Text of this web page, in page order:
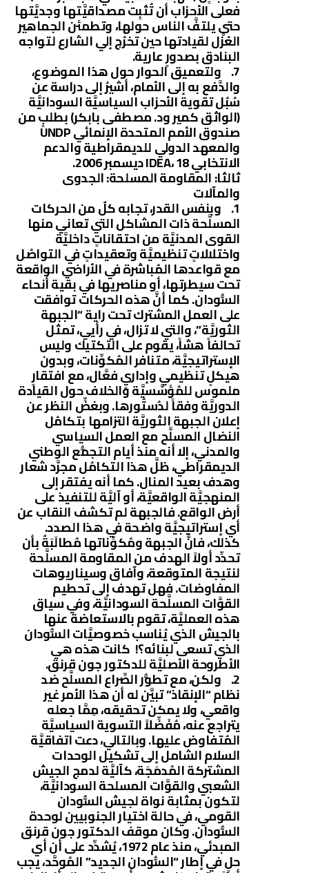
فعلى الأحزاب أن تُثبِت مصداقيَّتها وجديَّتها
حتى يلتفَّ الناس حولها، وتطمئن الجماهير
العُزْل لقيادتها حين تخرُج إلي الشارع لتواجه
البنادق بصدورٍ عارية.
7. ولتعميق الحوار حول هذا الموضوع،
والدَّفع به إلى الأمام، أشيرُ إلى دراسة عن
سُبُل تقوية الأحزاب السياسيَّة السودانيَّة
(الواثق كمير ود. مصطفى بابكر) بطلبٍ من
صندوق الأمم المتحدة الإنمائي UNDP
والمعهد الدولي للديمقراطية والدعم
الانتخابي IDEA، 18 ديسمبر 2006.
ثالثا: المقاومة المسلحة: الجدوى
والمآلات
1. وبنفس القدر، تجابه كلٌ من الحركات
المسلَّحة ذات المشاكل التي تعاني منها
القوى المدنيَّة من احتقاناتٍ داخليَّة
واختلالاتٍ تنظيميَّة وتعقيداتٍ في التواصُل
مع قواعدها المُباشرة في الأراضي الواقعة
تحت سيطرتها، أو مناصريها في بقية أنحاء
السُّودان. كما أنَّ هذه الحركات توافقت
على العمل المشترك تحت راية “الجبهة
الثوريَّة”، والتي لا تزال، في رأيي، تمثل
تحالفاً هشاً، يقوم على التكتيك وليس
الإستراتيجيَّة، متنافر المُكوِّنات، وبدون
هيكلٍ تنظيمي وإداريٍ فعَّال، مع افتقارٍ
ملموس للمُؤسَّسيَّة والخلاف حول القيادة
الدوريَّة وفقاً لدُستُورها. وبغضِّ النظر عن
إعلان الجبهة الثوريَّة التزامها بتكامُل
النضال المسلَّح مع العمل السياسي
والمدني، إلا أنه منذ أيام التجمُّع الوطني
الديمقراطي، ظلَّ هذا التكامُل مجرَّد شعار
وهدف بعيد المنال. كما أنه يفتقر إلى
المنهجيَّة الواقعيَّة، أو آليَّة للتنفيذ على
أرض الواقع. فالجبهة لم تكشف النقاب عن
أي إستراتيجيَّة واضحة في هذا الصدد.
كذلك، فانَّ الجبهة ومُكوِّناتها مُطالَبَةٌ بأن
تحدِّد أولاً الهدف من المقاومة المسلَّحة
لنتيجة المتوقعة، وآفاق وسيناريوهات
المفاوضات. فهل تهدف إلى تحطيم
القوَّات المسلَّحة السودانيَّة، وفي سياق
هذه العمليَّة، تقوم بالاستعاضة عنها
بالجيش الذي يُناسب خصوصيَّات السُّودان
الذي تسعى لبنائه؟! كانت هذه هي
الأطروحة الأصليَّة للدكتور جون قرنق.
2. ولكن، مع تطوُّر الصِّراع المسلَّح ضد
نظام “الإنقاذ” تبيَّن له أن هذا الأمر غير
واقعي، ولا يمكن تحقيقه، مِمَّا جعله
يتراجع عنه، مُفَضِّلاً التسوية السياسيَّة
المُتفاوض عليها. وبالتالي، دعت اتفاقيَّة
السلام الشامل إلى تشكيل الوحدات
المشتركة المُدمَجَة، كآليَّة لدمج الجيش
الشعبي والقوَّات المسلحة السودانيَّة،
لتكون بمثابة نواة لجيش السُّودان
القومي، في حالة اختيار الجنوبيين لوحدة
السُّودان. وكان موقف الدكتور جون قرنق
المبدئي، منذ عام 1972، يُشدِّد على أن أي
حلٍ في إطار “السُّودان الجديد” المُوحَّد، يجب